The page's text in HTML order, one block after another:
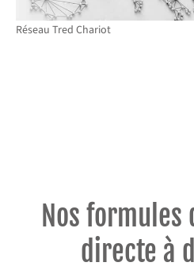
Réseau Tred Chariot
Nos
directe à